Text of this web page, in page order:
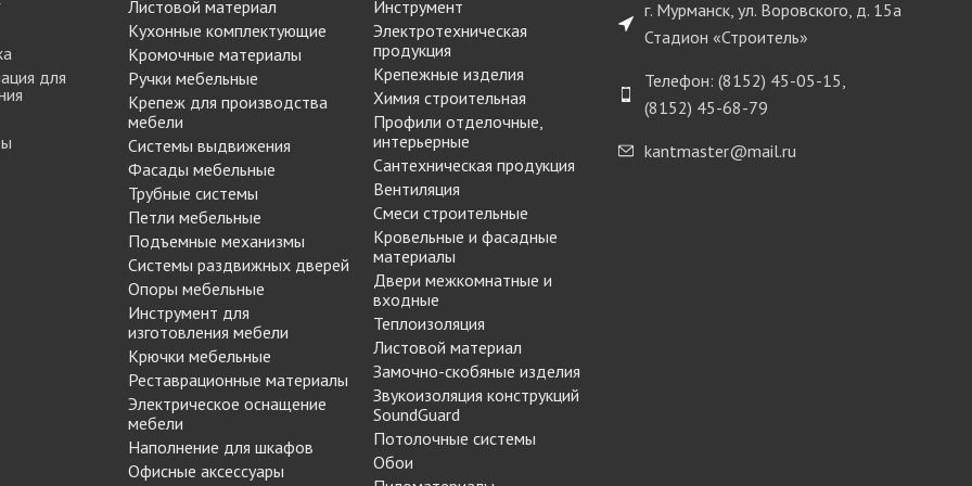
МАРКЕР МЕБЕЛЬНЫЙ
РЕСТАВРАЦИОННЫЕ
ИНСТРУМЕНТЫ
ШТРИХ МЕБЕЛЬНЫЙ
Замки мебельные
Корзины Kessebohmer
Пантографы
Полоки сетчатые,
обувные механизмы
Штанги выдвижные,
Решетки
вентиляционные
мебельные
для
Листовой материал
Кухонные комплектующие
Кромочные материалы
Ручки мебельные
Крепеж для производства
мебели
Системы выдвижения
Фасады мебельные
Трубные системы
Петли мебельные
Подъемные механизмы
Системы раздвижных дверей
Опоры мебельные
Инструмент для
изготовления мебели
Крючки мебельные
Реставрационные материалы
Электрическое оснащение
мебели
Наполнение для шкафов
Офисные аксессуары
Инструмент
Электротехническая
продукция
Крепежные изделия
Химия строительная
Профили отделочные,
интерьерные
Сантехническая продукция
Вентиляция
Смеси строительные
Кровельные и фасадные
материалы
Двери межкомнатные и
входные
Теплоизоляция
Листовой материал
Замочно-скобяные изделия
Звукоизоляция конструкций
SoundGuard
Потолочные системы
Обои
г. Мурманск, ул. Воровского, д. 15а
Стадион «Строитель»
Телефон: (8152) 45-05-15,
(8152) 45-68-79
kantmaster@mail.ru